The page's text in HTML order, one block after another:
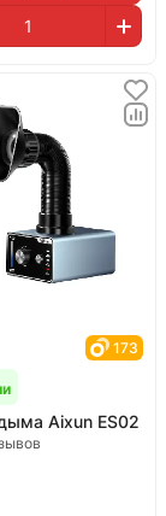
173
Aixun ES02